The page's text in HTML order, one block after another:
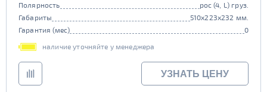
Полярность
рос (4, L) груз.
Габариты
510x223x232 мм.
Гарантия (мес)
0
наличие уточняйте у менеджера
УЗНАТЬ ЦЕНУ